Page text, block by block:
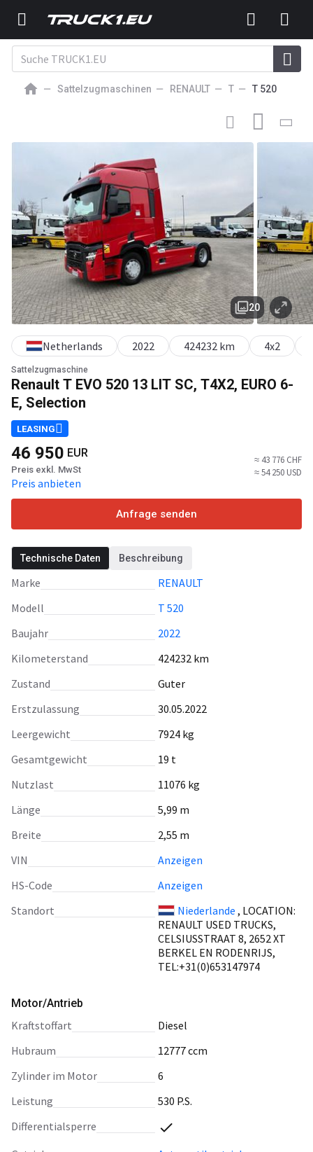
Sattelzugmaschinen RENAULT T T 520
Renault T EVO 520 13 LIT SC, T4X2,
Sattelzugmaschine
Renault T EVO 520 13 LIT SC, T4X2, EURO 6-
E, Selection
20
Netherlands 2022 424232 km 4x2
LEASING
46 950 EUR
Preis exkl. MwSt
Preis anbieten
≈ 43 776 CHF
≈ 54 250 USD
Anfrage senden
Technische Daten Beschreibung
Marke
RENAULT
Modell
T 520
Baujahr
2022
Kilometerstand
424232 km
Zustand
Guter
Erstzulassung
30.05.2022
Leergewicht
7924 kg
Gesamtgewicht
19 t
Nutzlast
11076 kg
Länge
5,99 m
Breite
2,55 m
VIN
Anzeigen
HS-Code
Anzeigen
Standort
Niederlande , LOCATION:
RENAULT USED TRUCKS,
CELSIUSSTRAAT 8, 2652 XT
BERKEL EN RODENRIJS,
TEL:+31(0)653147974
Motor/Antrieb
Kraftstoffart
Diesel
Hubraum
12777 ccm
Zylinder im Motor
6
Leistung
530 P.S.
Differentialsperre